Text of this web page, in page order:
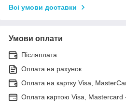
Всі умови доставки
Умови оплати
Післяплата
Оплата на рахунок
Оплата на картку Visa,
Оплата картою Visa, Mastercard